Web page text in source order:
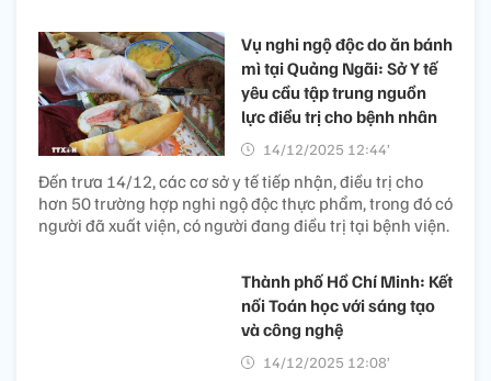
Vụ nghi ngộ độc do ăn bánh
mì tại Quảng Ngãi: Sở Y tế
yêu cầu tập trung nguồn
lực điều trị cho bệnh nhân ​
14/12/2025 12:44’
Đến trưa 14/12, các cơ sở y tế tiếp nhận, điều trị cho
hơn 50 trường hợp nghi ngộ độc thực phẩm, trong đó có
người đã xuất viện, có người đang điều trị tại bệnh viện.
Thành phố Hồ Chí Minh: Kết
nối Toán học với sáng tạo
và công nghệ​
14/12/2025 12:08’